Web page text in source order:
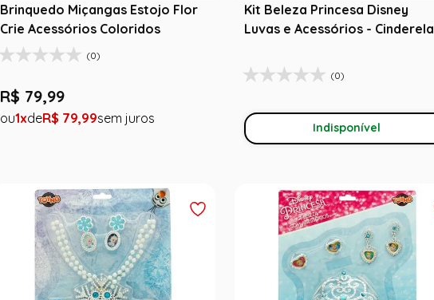
Brinquedo Miçangas Estojo Flor
Crie Acessórios Coloridos
(0)
R$ 79,99
1 R$ 79,99
Kit Beleza Princesa Disney
Luvas e Acessórios - Cinderela
(0)
Indisponível